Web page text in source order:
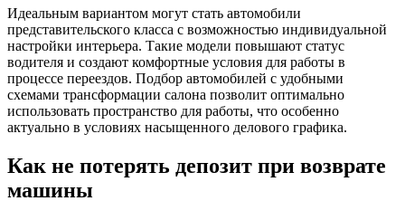
Идеальным вариантом могут стать автомобили
представительского класса с возможностью индивидуальной
настройки интерьера. Такие модели повышают статус
водителя и создают комфортные условия для работы в
процессе переездов. Подбор автомобилей с удобными
схемами трансформации салона позволит оптимально
использовать пространство для работы, что особенно
актуально в условиях насыщенного делового графика.
Как не потерять депозит при возврате
машины